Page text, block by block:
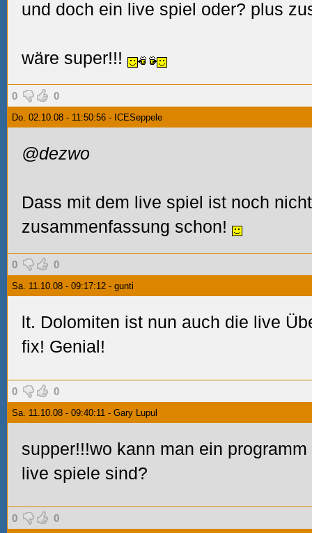
und doch ein live spiel oder? plus
wäre super!!!
0 0
Do. 02.10.08 - 11:50:56 - ICESeppele
@dezwo
Dass mit dem live spiel ist noch
zusammenfassung schon!
0 0
Sa. 11.10.08 - 09:17:12 - gunti
lt. Dolomiten ist nun auch die live
fix! Genial!
0 0
Sa. 11.10.08 - 09:40:11 - Gary Lupul
supper!!!wo kann man ein
live spiele sind?
0 0